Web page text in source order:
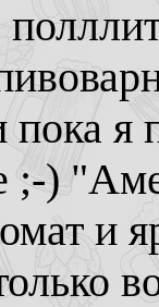
я
;-)
и